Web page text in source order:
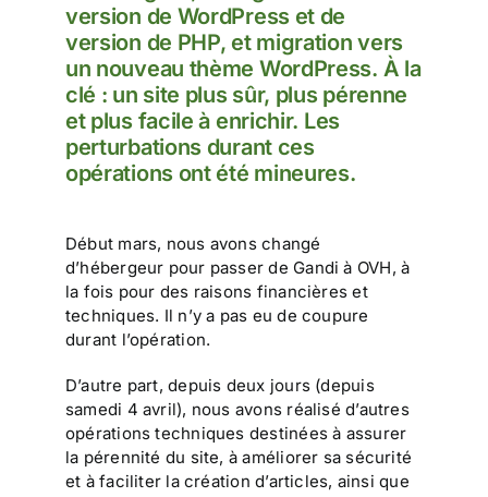
version de WordPress et de
version de PHP, et migration vers
un nouveau thème WordPress. À la
clé : un site plus sûr, plus pérenne
et plus facile à enrichir. Les
perturbations durant ces
opérations ont été mineures.
Début mars, nous avons changé
d’hébergeur pour passer de Gandi à OVH, à
la fois pour des raisons financières et
techniques. Il n’y a pas eu de coupure
durant l’opération.
D’autre part, depuis deux jours (depuis
samedi 4 avril), nous avons réalisé d’autres
opérations techniques destinées à assurer
la pérennité du site, à améliorer sa sécurité
et à faciliter la création d’articles, ainsi que